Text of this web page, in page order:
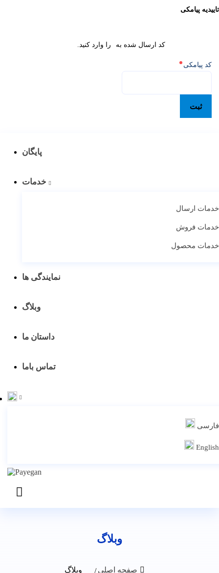
پیامکی
کد ارسال شده به را وارد کنید.
کد پیامکی
ثبت
پایگان
خدمات
ارسال
فروش
محصول
نمایندگی ها
وبلاگ
داستان ما
تماس باما
وبلاگ
صفحه اصلی وبلاگ